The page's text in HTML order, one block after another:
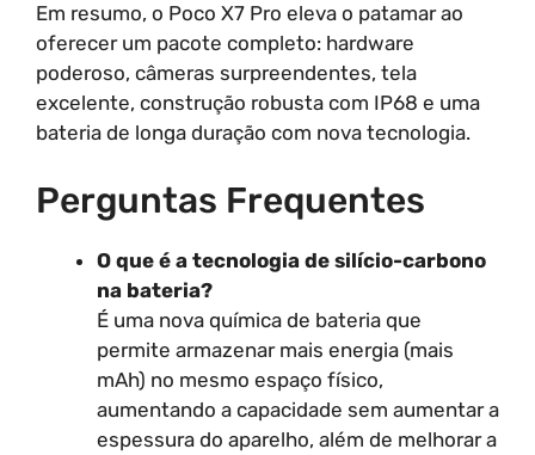
Em resumo, o Poco X7 Pro eleva o patamar ao
oferecer um pacote completo: hardware
poderoso, câmeras surpreendentes, tela
excelente, construção robusta com IP68 e uma
bateria de longa duração com nova tecnologia.
Perguntas Frequentes
O que é a tecnologia de silício-carbono
na bateria?
É uma nova química de bateria que
permite armazenar mais energia (mais
mAh) no mesmo espaço físico,
aumentando a capacidade sem aumentar a
espessura do aparelho, além de melhorar a